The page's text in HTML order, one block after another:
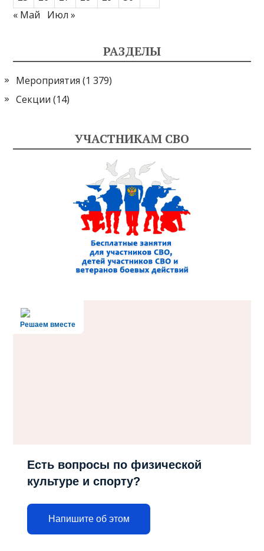
« Май
Июл »
РАЗДЕЛЫ
Мероприятия (1 379)
Секции (14)
УЧАСТНИКАМ СВО
Решаем вместе
Есть вопросы по физической
культуре и спорту?
Напишите об этом